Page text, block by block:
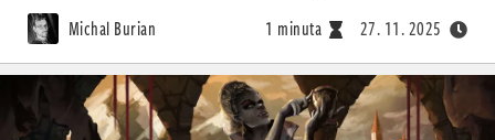
Michal Burian 1 minuta 27. 11. 2025